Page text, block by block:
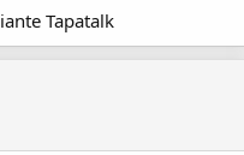
Tapatalk